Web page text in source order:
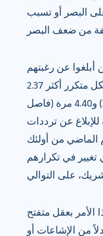
على البصر أو تسبب
أبلغوا عن رغبتهم
في ممارسة الجنس الشريك بشكل متكرر أكثر 2.37
مرة (فاصل الثقة 95%: 1.84، 3.06) و4.40 مرة (فاصل
أكثر عرضة للإبلاغ عن ترددات
الماضي من أولئك
تغيير في تكرارهم
الأمر بعقل متفتح
من الإشاعات أو